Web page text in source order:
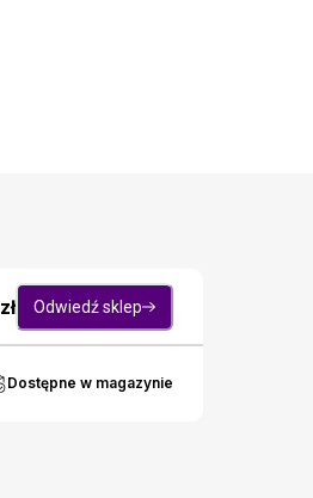
zł Odwiedź sklep
Dostępne w magazynie